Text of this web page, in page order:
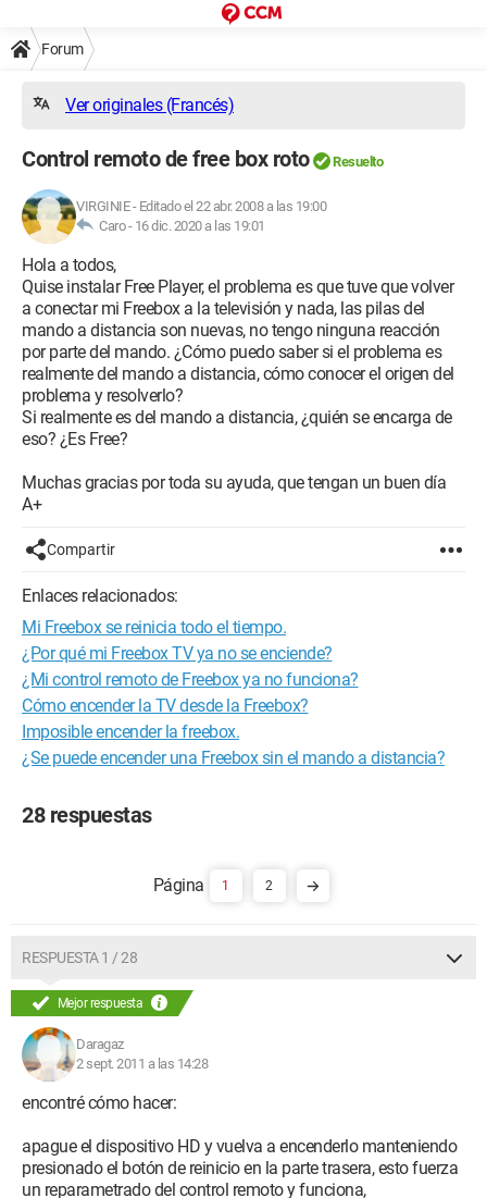
Forum
Ver originales (Francés)
Control remoto de free box roto Resuelto
VIRGINIE- Editado el 22 abr. 2008 a las 19:00
Caro - 16 dic. 2020 a las 19:01
Hola a todos,
Quise instalar Free Player, el problema es que tuve que volver
a conectar mi Freebox a la televisión y nada, las pilas del
mando a distancia son nuevas, no tengo ninguna reacción
por parte del mando. ¿Cómo puedo saber si el problema es
realmente del mando a distancia, cómo conocer el origen del
problema y resolverlo?
Si realmente es del mando a distancia, ¿quién se encarga de
eso? ¿Es Free?
Muchas gracias por toda su ayuda, que tengan un buen día
A+
Compartir
Enlaces relacionados:
Mi Freebox se reinicia todo el tiempo.
¿Por qué mi Freebox TV ya no se enciende?
¿Mi control remoto de Freebox ya no funciona?
Cómo encender la TV desde la Freebox?
Imposible encender la freebox.
¿Se puede encender una Freebox sin el mando a distancia?
28 respuestas
1 2
RESPUESTA 1 / 28
Mejor respuesta
Daragaz
2 sept. 2011 a las 14:28
encontré cómo hacer:
apague el dispositivo HD y vuelva a encenderlo manteniendo
presionado el botón de reinicio en la parte trasera, esto fuerza
un reparametrado del control remoto y funciona,